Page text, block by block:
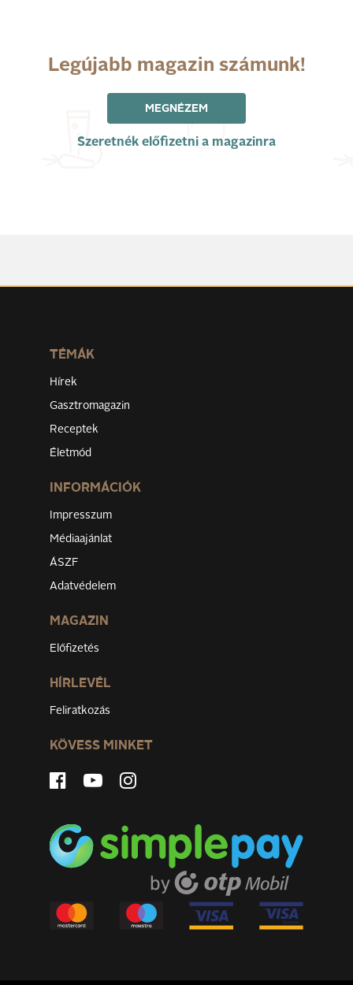
Legújabb magazin számunk!
MEGNÉZEM
Szeretnék előfizetni a magazinra
TÉMÁK
Hírek
Gasztromagazin
Receptek
Életmód
INFORMÁCIÓK
Impresszum
Médiaajánlat
ÁSZF
Adatvédelem
MAGAZIN
Előfizetés
HÍRLEVÉL
Feliratkozás
KÖVESS MINKET